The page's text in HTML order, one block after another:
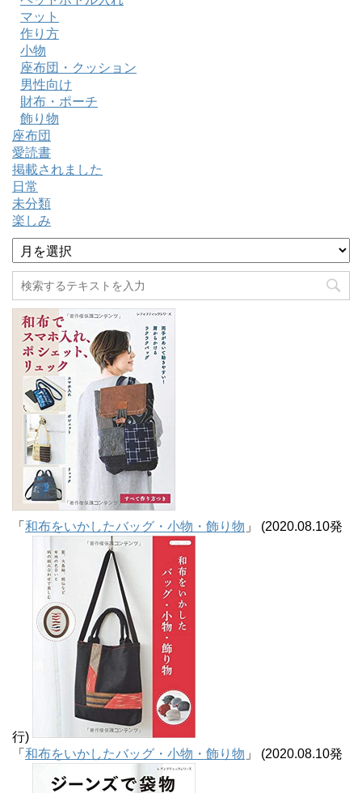
マット
作り方
小物
座布団・クッション
男性向け
財布・ポーチ
飾り物
座布団
愛読書
掲載されました
日常
未分類
楽しみ
ア
ー
カ
イ
ブ
「 和布をいかしたバッグ・小物・飾り物 」 (2020.08.10発
行)
「 和布をいかしたバッグ・小物・飾り物 」 (2020.08.10発